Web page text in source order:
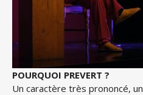
POURQUOI PREVERT ?
Un caractère très prononcé, un